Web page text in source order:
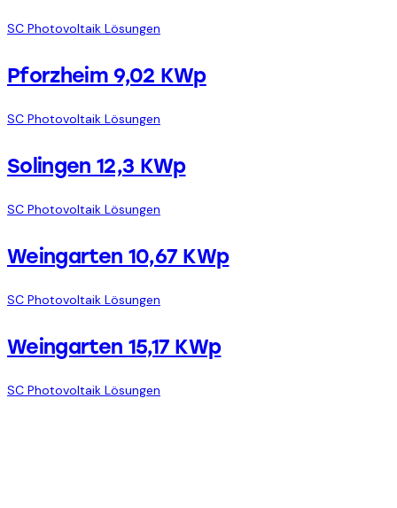
SC Photovoltaik Lösungen
Pforzheim 9,02 KWp
SC Photovoltaik Lösungen
Solingen 12,3 KWp
SC Photovoltaik Lösungen
Weingarten 10,67 KWp
SC Photovoltaik Lösungen
Weingarten 15,17 KWp
SC Photovoltaik Lösungen